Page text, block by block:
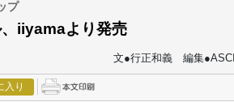
プ
iiyamaより発売
文●行正和義 編集●ASCII
入り